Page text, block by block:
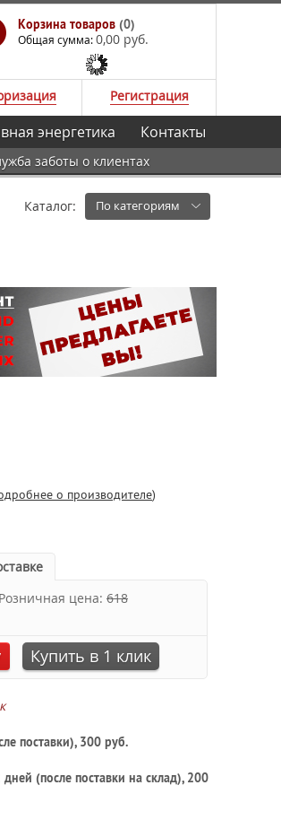
Корзина товаров (0)
Общая сумма:0,00 руб.
Регистрация
заботы о клиентах
энергетика Контакты
Каталог: По категориям
о производителе)
Розничная цена: 618
Купить в 1 клик
поставки), 300 руб.
дней (после поставки на склад), 200